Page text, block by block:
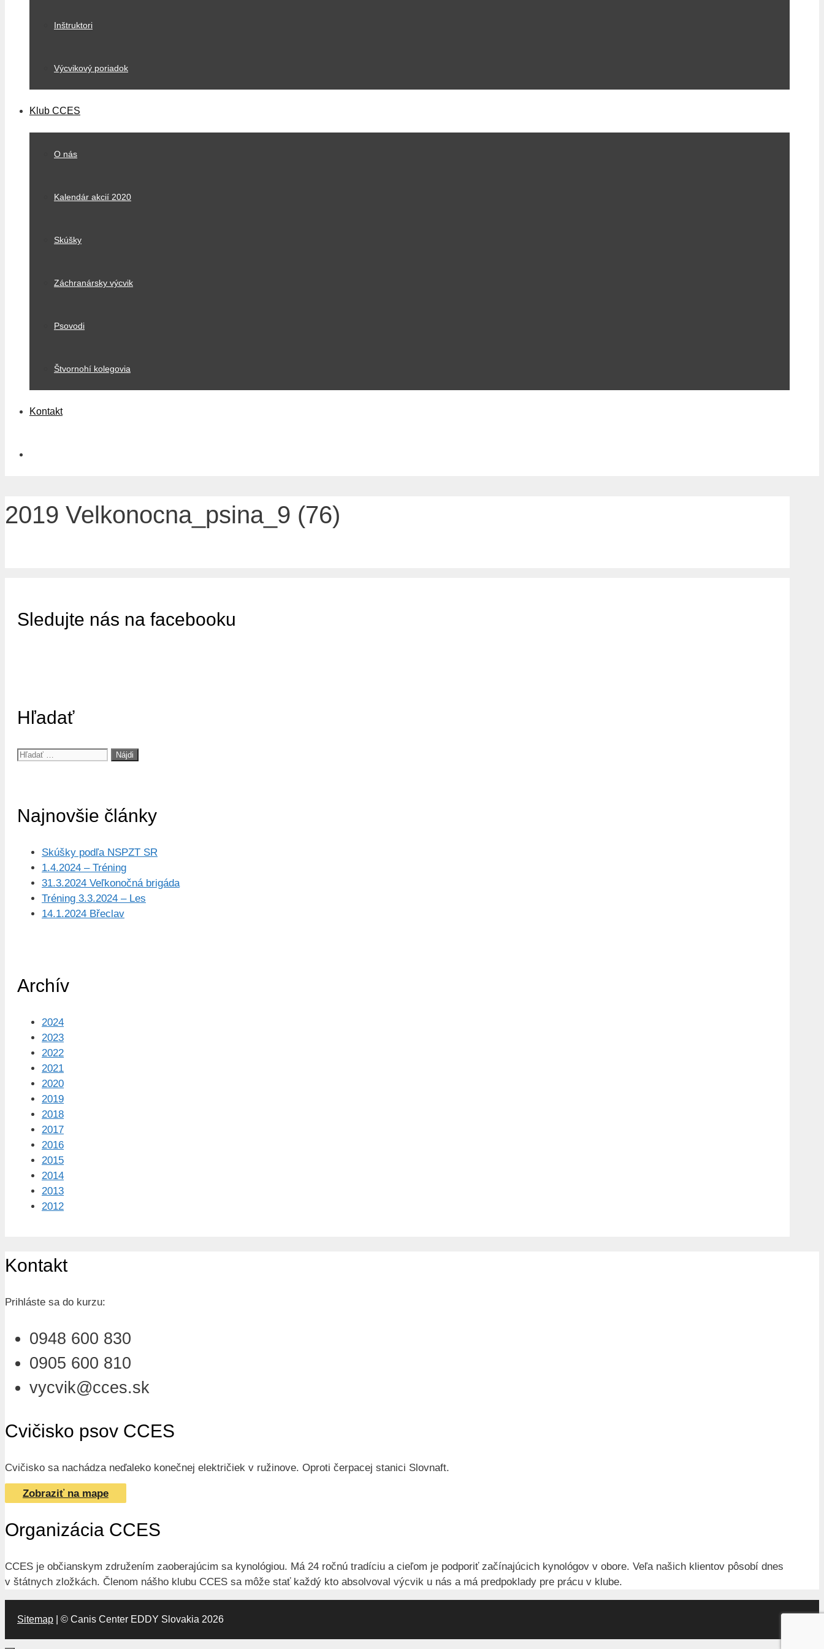
Inštruktori
Výcvikový poriadok
Klub CCES
O nás
Kalendár akcií 2020
Skúšky
Záchranársky výcvik
Psovodi
Štvornohí kolegovia
Kontakt
2019 Velkonocna_psina_9 (76)
Sledujte nás na facebooku
Hľadať
Hľadať:
Najnovšie články
Skúšky podľa NSPZT SR
1.4.2024 – Tréning
31.3.2024 Veľkonočná brigáda
Tréning 3.3.2024 – Les
14.1.2024 Břeclav
Archív
2024
2023
2022
2021
2020
2019
2018
2017
2016
2015
2014
2013
2012
Kontakt
Prihláste sa do kurzu:
0948 600 830
0905 600 810
vycvik@cces.sk
Cvičisko psov CCES
Cvičisko sa nachádza neďaleko konečnej električiek v ružinove. Oproti čerpacej stanici Slovnaft.
Zobraziť na mape
Organizácia CCES
CCES je občianskym združením zaoberajúcim sa kynológiou. Má 24 ročnú tradíciu a cieľom je podporiť začínajúcich kynológov v obore. Veľa našich klientov pôsobí dnes
v štátnych zložkách. Členom nášho klubu CCES sa môže stať každý kto absolvoval výcvik u nás a má predpoklady pre prácu v klube.
Sitemap | © Canis Center EDDY Slovakia 2026